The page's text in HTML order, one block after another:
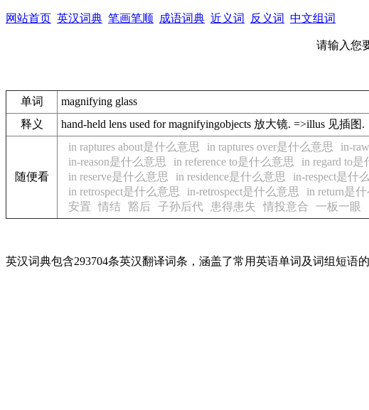
网站首页 英汉词典 笔画笔顺 成语词典 近义词 反义词 中文组词
请输入您
单词
magnifying glass
释义
hand-held lens used for magnifyingobjects 放大镜. =>illus 见插图.
随便看
in raptures about是什么意思 in raptures over是什么意思 in-
in-reason是什么意思
in reference to是什么意思 in regard to是
in reserve是什么意思
in residence是什么意思 in-respect是什
in retrospect是什么意思
in-retrospect是什么意思 in return是
安置
情结 豁后 子孙后代 患得患失 情投意合 一板一眼
英汉词典包含293704条英汉翻译词条，涵盖了常用英语单词及词组短语